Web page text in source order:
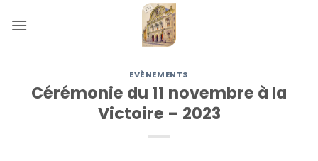
au
EVÈNEMENTS
Cérémonie du 11 novembre à la
Victoire – 2023